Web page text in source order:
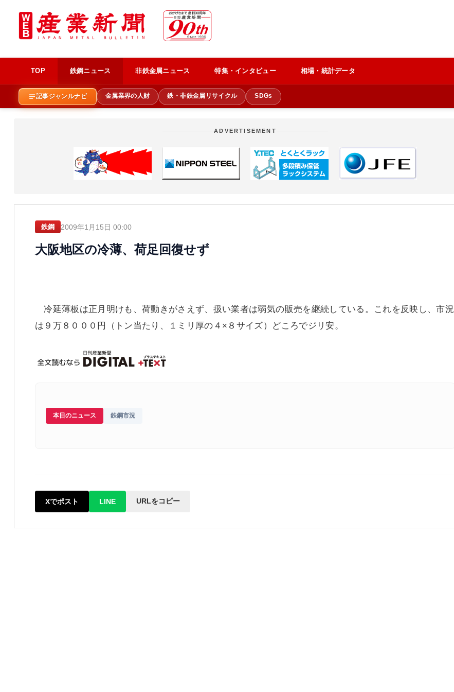
TOP 鉄鋼ニュース 非鉄金属ニュース 特集・インタビュー 相場・統計データ
記事ジャンルナビ 金属業界の人財 鉄・非鉄金属リサイクル SDGs
ADVERTISEMENT
鉄鋼 2009年1月15日 00:00
大阪地区の冷薄、荷足回復せず
冷延薄板は正月明けも、荷動きがさえず、扱い業者は弱気の販売を継続している。これを反映し、市況
は９万８０００円（トン当たり、１ミリ厚の４×８サイズ）どころでジリ安。
本日のニュース 鉄鋼市況
Xでポスト LINE URLをコピー